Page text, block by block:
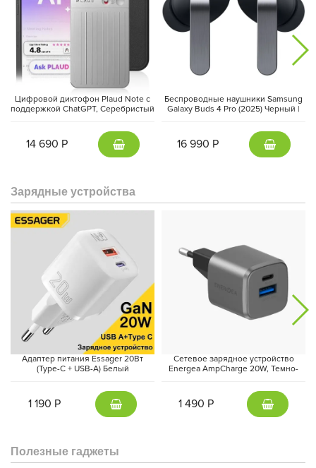
Смартфон оснащён большим 6,83-дюймовым AMOLED-
дисплеемс разрешением 120 Гц
Экран отличается высокой плавностью, насыщенными цветами
и пиковой яркостью до
3200 нит, благодаря чему
изображение остаётся отлично читаемым даже при ярком
солнечном свете.
За производительность отвечает энергоэффективный
процессорMediaTek Dimensity 7400-Ultra
, выполненный по 4-нм
техпроцессу. В сочетании сAndroid 15 и оболочкой
HyperOS 2
смартфон обеспечивает быструю работу интерфейса,
комфортную многозадачность и поддержку интеллектуальных
AI-функций.
Цифровой диктофон Plaud Note с
поддержкой ChatGPT, Серебристый
14 690 Р
Беспроводные наушники Samsung
Galaxy Buds 4 Pro (2025) Черный |
16 990 Р
Зарядные устройства
Адаптер питания Essager 20Вт
(Type-C + USB-A) Белый
1 190 Р
Сетевое зарядное устройство
Energea AmpCharge 20W, Темно-
1 490 Р
Полезные гаджеты